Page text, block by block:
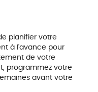
planifier votre
à l'avance pour
de votre
programmez votre
avant votre